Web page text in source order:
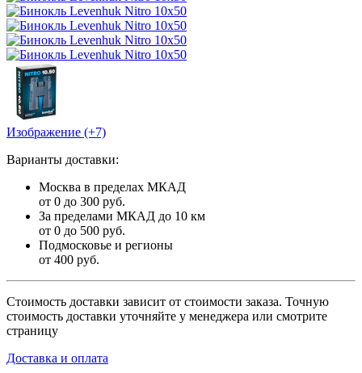
Изображение (+7)
Варианты доставки:
Москва в пределах МКАД
от 0 до 300 руб.
За пределами МКАД до 10 км
от 0 до 500 руб.
Подмосковье и регионы
от 400 руб.
Стоимость доставки зависит от стоимости заказа. Точную
стоимость доставки уточняйте у менеджера или смотрите
страницу
Доставка и оплата